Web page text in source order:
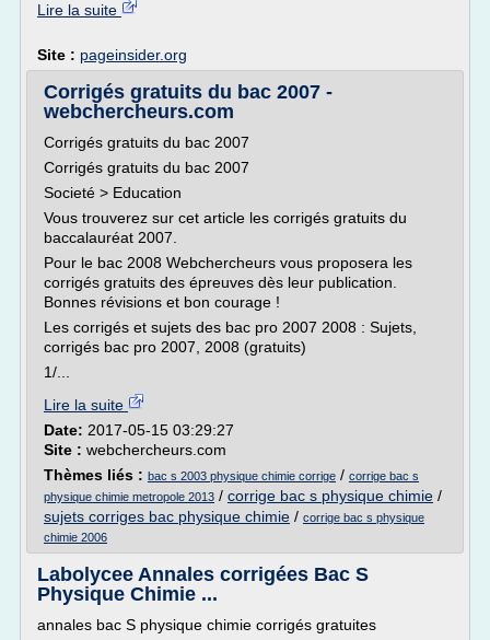
Lire la suite
Site : pageinsider.org
Corrigés gratuits du bac 2007 -
webchercheurs.com
Corrigés gratuits du bac 2007
Corrigés gratuits du bac 2007
Societé > Education
Vous trouverez sur cet article les corrigés gratuits du
baccalauréat 2007.
Pour le bac 2008 Webchercheurs vous proposera les
corrigés gratuits des épreuves dès leur publication.
Bonnes révisions et bon courage !
Les corrigés et sujets des bac pro 2007 2008 : Sujets,
corrigés bac pro 2007, 2008 (gratuits)
1/...
Lire la suite
Date: 2017-05-15 03:29:27
Site : webchercheurs.com
Thèmes liés : bac s 2003 physique chimie corrige / corrige bac s
physique chimie metropole 2013 / corrige bac s physique chimie /
sujets corriges bac physique chimie / corrige bac s physique
chimie 2006
Labolycee Annales corrigées Bac S
Physique Chimie ...
annales bac S physique chimie corrigés gratuites